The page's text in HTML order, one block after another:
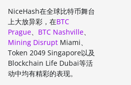
NiceHash在全球比特币舞台
上大放异彩，在BTC
Prague
BTC Nashville
Mining Disrupt Miami、
Token 2049 Singapore以及
Blockchain Life Dubai等活
动中均有精彩的表现。